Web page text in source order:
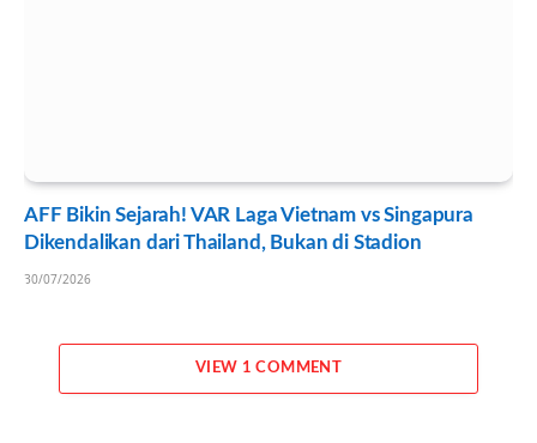
AFF Bikin Sejarah! VAR Laga Vietnam vs Singapura
Dikendalikan dari Thailand, Bukan di Stadion
30/07/2026
VIEW 1 COMMENT